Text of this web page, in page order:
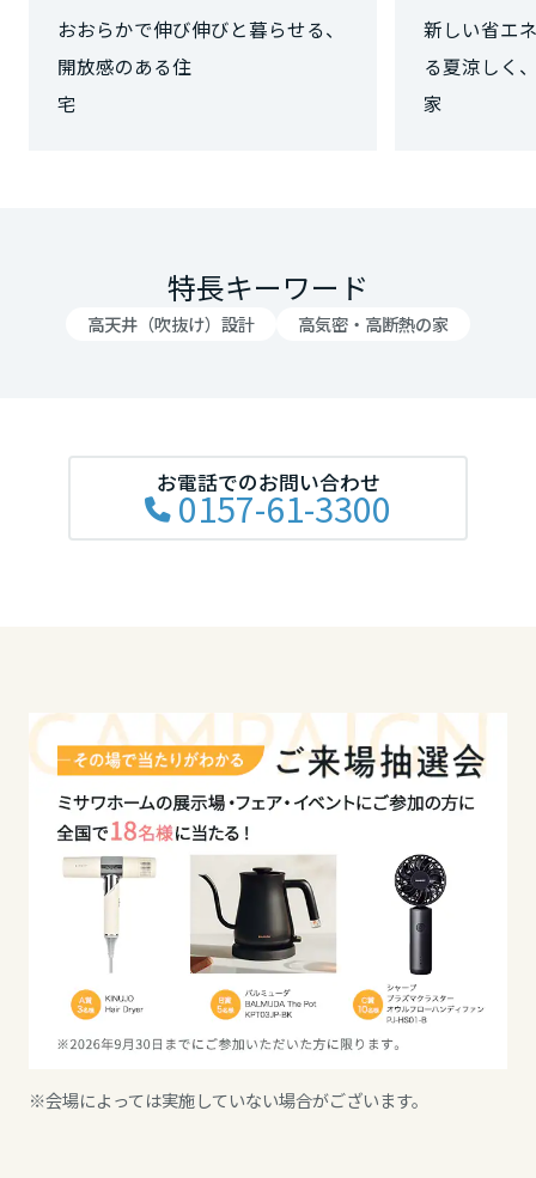
おおらかで伸び伸びと暮らせる、
開放感のある住
宅
新しい省エ
る夏涼しく
特長キーワード
高天井（吹抜け）設計 高気密・高断熱の家
お電話でのお問い合わせ
0157-61-3300
※会場によっては実施していない場合がございます。
京都府
奈良県
中国・四国エリア
広島県
山口県
徳島県
香川県